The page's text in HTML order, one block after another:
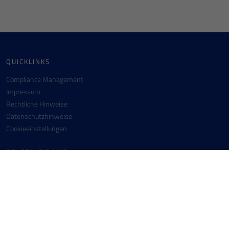
QUICKLINKS
Compliance Management
Impressum
Rechtliche Hinweise
Datenschutzhinweise
Cookieeinstellungen
FOLGEN SIE UNS